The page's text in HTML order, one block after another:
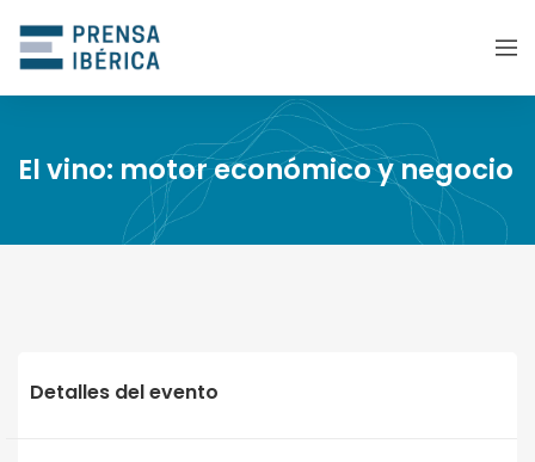
El vino: motor económico y negocio
Detalles del evento